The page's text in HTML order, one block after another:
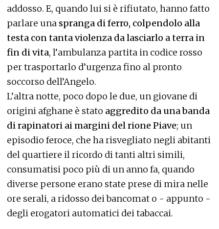
addosso. E, quando lui si è rifiutato, hanno fatto
parlare una spranga di ferro, colpendolo alla
testa con tanta violenza da lasciarlo a terra in
fin di vita, l’ambulanza partita in codice rosso
per trasportarlo d’urgenza fino al pronto
soccorso dell’Angelo.
L’altra notte, poco dopo le due, un giovane di
origini afghane è stato aggredito da una banda
di rapinatori ai margini del rione Piave; un
episodio feroce, che ha risvegliato negli abitanti
del quartiere il ricordo di tanti altri simili,
consumatisi poco più di un anno fa, quando
diverse persone erano state prese di mira nelle
ore serali, a ridosso dei bancomat o - appunto -
degli erogatori automatici dei tabaccai.